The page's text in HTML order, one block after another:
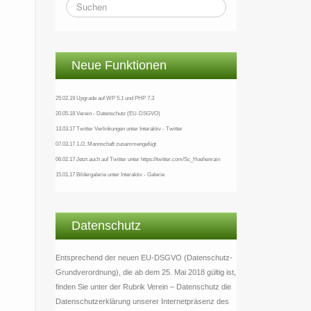
Neue Funktionen
25.02.19 Upgrade auf WP 5.1 und PHP 7.3
20.05.18 Verein - Datenschutz (EU-DSGVO)
13.03.17 Twitter Verlinkungen unter Interaktiv - Twitter
07.03.17 1./2. Mannschaft zusammengefügt
06.02.17 Jetzt auch auf Twitter unter https://twitter.com/Sc_Hoehenrain
15.01.17 Bildergalerie unter Interaktiv - Galerie
Datenschutz
Entsprechend der neuen EU-DSGVO (Datenschutz-
Grundverordnung), die ab dem 25. Mai 2018 gültig ist,
finden Sie unter der Rubrik Verein – Datenschutz die
Datenschutzerklärung unserer Internetpräsenz des